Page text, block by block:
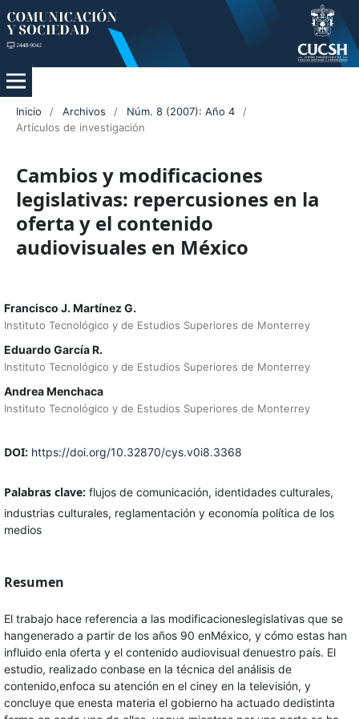
Inicio / Archivos / Núm. 8 (2007): Año 4
/
Artículos de investigación
Cambios y modificaciones
legislativas: repercusiones en la
oferta y el contenido
audiovisuales en México
Francisco J. Martínez G.
Instituto Tecnológico y de Estudios Superiores de Monterrey
Eduardo García R.
Instituto Tecnológico y de Estudios Superiores de Monterrey
Andrea Menchaca
Instituto Tecnológico y de Estudios Superiores de Monterrey
DOI: https://doi.org/10.32870/cys.v0i8.3368
Palabras clave: flujos de comunicación, identidades culturales,
industrias culturales, reglamentación y economía política de los
medios
Resumen
El trabajo hace referencia a las modificacioneslegislativas que se
hangenerado a partir de los años 90 enMéxico, y cómo estas han
influido enla oferta y el contenido audiovisual denuestro país. El
estudio, realizado conbase en la técnica del análisis de
contenido,enfoca su atención en el ciney en la televisión, y
concluye que enesta materia el gobierno ha actuado dedistinta